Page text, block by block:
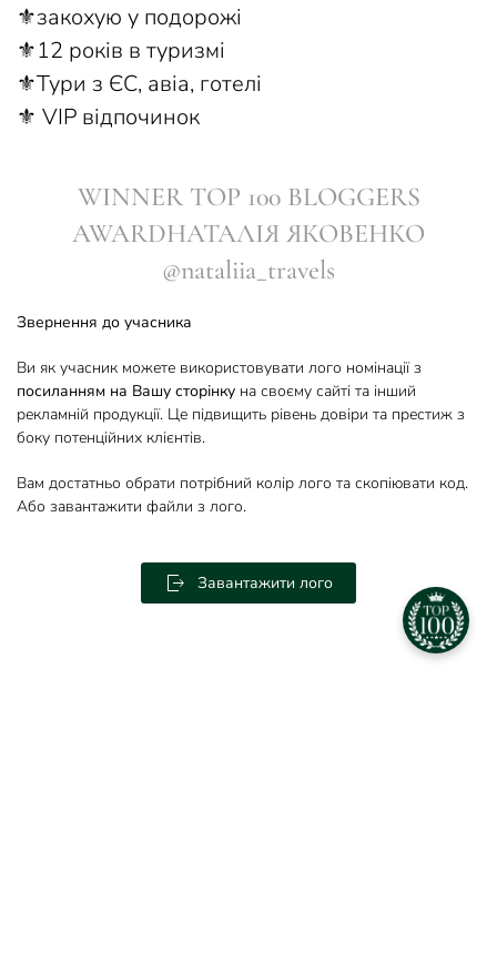
⚜️закохую у подорожі
⚜️12 років в туризмі
⚜️Тури з ЄС, авіа, готелі
⚜️ VIP відпочинок
WINNER TOP 100 BLOGGERS
AWARDНАТАЛІЯ ЯКОВЕНКО
@nataliia_travels
Звернення до учасника
Ви як учасник можете використовувати лого номінації з
посиланням на Вашу сторінку на своєму сайті та інший
рекламній продукції. Це підвищить рівень довіри та престиж з
боку потенційних клієнтів.
Вам достатньо обрати потрібний колір лого та скопіювати код.
Або завантажити файли з лого.
Завантажити лого